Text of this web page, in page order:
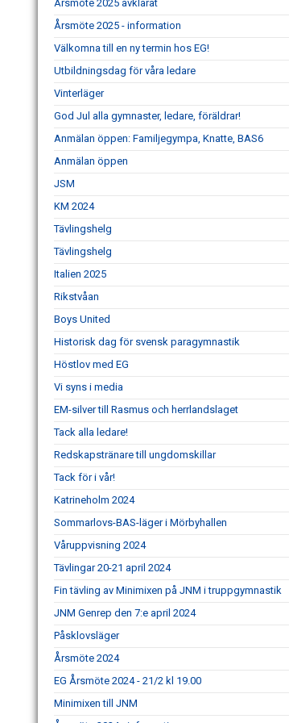
Årsmöte 2025 avklarat
Årsmöte 2025 - information
Välkomna till en ny termin hos EG!
Utbildningsdag för våra ledare
Vinterläger
God Jul alla gymnaster, ledare, föräldrar!
Anmälan öppen: Familjegympa, Knatte, BAS6
Anmälan öppen
JSM
KM 2024
Tävlingshelg
Tävlingshelg
Italien 2025
Rikstvåan
Boys United
Historisk dag för svensk paragymnastik
Höstlov med EG
Vi syns i media
EM-silver till Rasmus och herrlandslaget
Tack alla ledare!
Redskapstränare till ungdomskillar
Tack för i vår!
Katrineholm 2024
Sommarlovs-BAS-läger i Mörbyhallen
Våruppvisning 2024
Tävlingar 20-21 april 2024
Fin tävling av Minimixen på JNM i truppgymnastik
JNM Genrep den 7:e april 2024
Påsklovsläger
Årsmöte 2024
EG Årsmöte 2024 - 21/2 kl 19.00
Minimixen till JNM